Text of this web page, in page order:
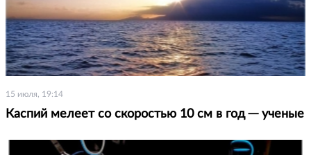
15 июля, 19:14
Каспий мелеет со скоростью 10 см в год ─ ученые